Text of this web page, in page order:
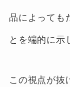
品によっても
とを端的に示
この視点が抜